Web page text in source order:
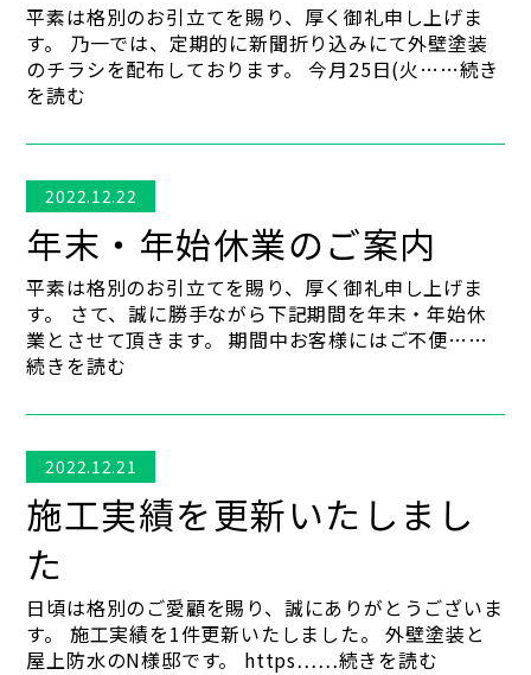
平素は格別のお引立てを賜り、厚く御礼申し上げま
す。 乃一では、定期的に新聞折り込みにて外壁塗装
のチラシを配布しております。 今月25日(火……続き
を読む
2022.12.22
年末・年始休業のご案内
平素は格別のお引立てを賜り、厚く御礼申し上げま
す。 さて、誠に勝手ながら下記期間を年末・年始休
業とさせて頂きます。 期間中お客様にはご不便……
続きを読む
2022.12.21
施工実績を更新いたしまし
た
日頃は格別のご愛顧を賜り、誠にありがとうございま
す。 施工実績を1件更新いたしました。 外壁塗装と
屋上防水のN様邸です。 https……続きを読む